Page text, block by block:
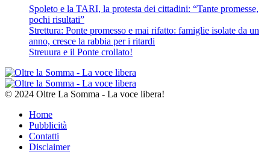
Spoleto e la TARI, la protesta dei cittadini: “Tante promesse,
pochi risultati”
Strettura: Ponte promesso e mai rifatto: famiglie isolate da un
anno, cresce la rabbia per i ritardi
Streuura e il Ponte crollato!
© 2024 Oltre La Somma - La voce libera!
Home
Pubblicità
Contatti
Disclaimer